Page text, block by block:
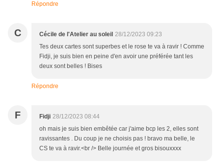
Répondre
C Cécile de l'Atelier au soleil 28/12/2023 09:23
Tes deux cartes sont superbes et le rose te va à ravir ! Comme
Fidji, je suis bien en peine d'en avoir une préférée tant les
deux sont belles ! Bises
Répondre
F Fidji 28/12/2023 08:44
oh mais je suis bien embêtée car j'aime bcp les 2, elles sont
ravissantes . Du coup je ne choisis pas ! bravo ma belle, le
CS te va à ravir.<br /> Belle journée et gros bisouxxxx